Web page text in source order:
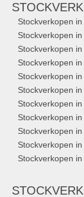
Stockverkopen
Stockverkopen
Stockverkopen
Stockverkopen
Stockverkopen
Stockverkopen
Stockverkopen
Stockverkopen
Stockverkopen
Stockverkopen
Stockverkopen